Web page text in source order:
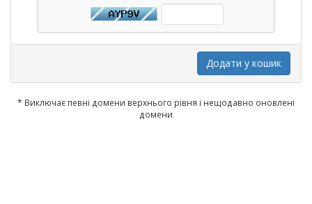
Додати у кошик
* Виключає певні домени верхнього рівня і нещодавно оновлені
домени